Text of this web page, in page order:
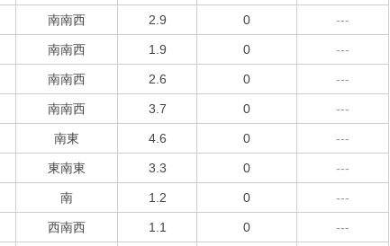
南南西 2.9 0 ---
南南西 1.9 0 ---
南南西 2.6 0 ---
南南西 3.7 0 ---
南東 4.6 0 ---
東南東 3.3 0 ---
南 1.2 0 ---
西南西 1.1 0 ---